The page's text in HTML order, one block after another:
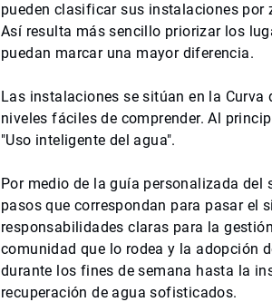
pueden clasificar sus instalaciones
Así resulta más sencillo priorizar los
puedan marcar una mayor diferencia.
Las instalaciones se sitúan en la
niveles fáciles de comprender. Al
"Uso inteligente del agua".
Por medio de la guía personalizada
pasos que correspondan para pasar el
responsabilidades claras para la
comunidad que lo rodea y la adopción
durante los fines de semana hasta la
recuperación de agua sofisticados.